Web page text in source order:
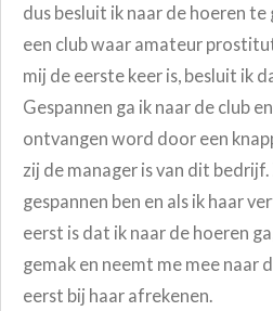
dus besluit ik naar de hoeren
een club waar amateur
mij de eerste keer is, besluit ik
Gespannen ga ik naar de club
ontvangen word door een
zij de manager is van dit
gespannen ben en als ik haar
eerst is dat ik naar de hoeren
gemak en neemt me mee naar
eerst bij haar afrekenen.